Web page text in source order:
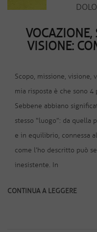
VOCAZIONE,
VISIONE:
Scopo, missione, visione,
mia risposta è che sono
Sebbene abbiano
stesso “luogo”: da quella
e in equilibrio, connessa
come l’ho descritto può
inesistente. In
CONTINUA A LEGGERE